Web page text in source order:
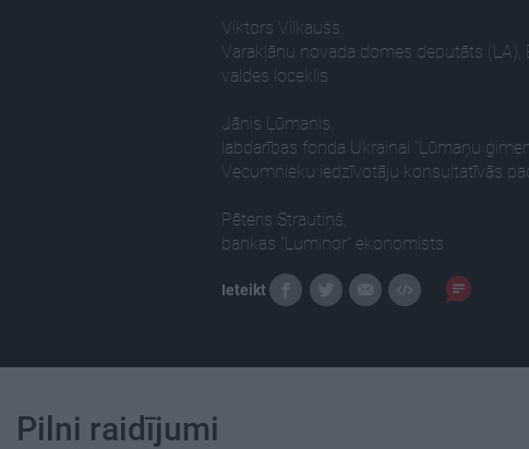
Viktors Vilkaušs,
Varakļānu novada domes deputāts (LA),
valdes loceklis
Jānis Ļūmanis,
labdarības fonda Ukrainai "Ļūmaņu
Vecumnieku iedzīvotāju konsultatīvās
Pēteris Strautiņš,
bankas "Luminor" ekonomists
Ieteikt
Pilni raidījumi